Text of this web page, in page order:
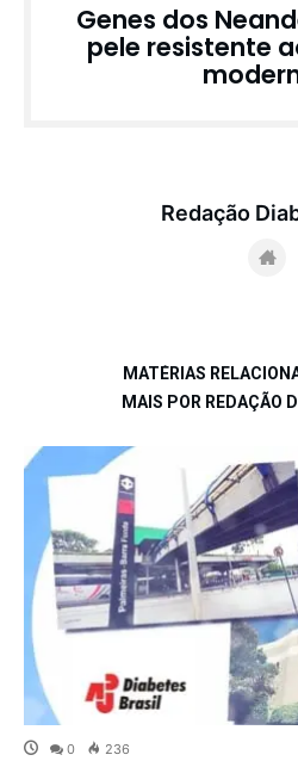
Genes dos
pele resistente
Redação
MATÉRIAS
MAIS POR REDAÇÃO
0 236